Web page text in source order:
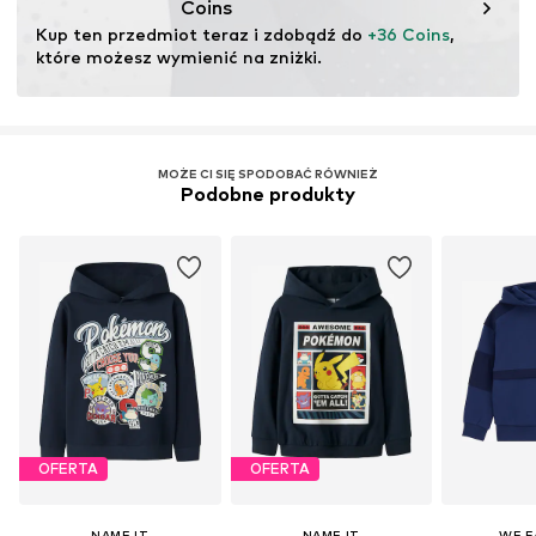
Coins
Kup ten przedmiot teraz i zdobądź do +36 Coins,
które możesz wymienić na zniżki.
MOŻE CI SIĘ SPODOBAĆ RÓWNIEŻ
Podobne produkty
OFERTA OFERTA